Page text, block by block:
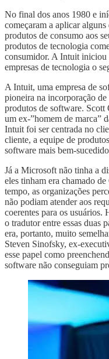
No final dos anos 1980 e
começaram a aplicar
produtos de consumo aos
produtos de tecnologia
consumidor. A Intuit iniciou
empresas de tecnologia o
A Intuit, uma empresa de
pioneira na incorporação
produtos de software.
um ex-”homem de marca”
Intuit foi ser centrada no
cliente, a equipe de
software mais bem-
Já a Microsoft não tinha a
eles tinham era chamado
tempo, as organizações
não podiam atender aos
coerentes para os usuários.
o tradutor entre essas duas
era, portanto, muito
Steven Sinofsky, ex-
esse papel como
software não conseguiam